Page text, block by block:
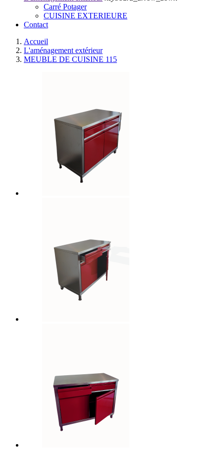
Carré Potager
CUISINE EXTERIEURE
Contact
Accueil
L'aménagement extérieur
MEUBLE DE CUISINE 115